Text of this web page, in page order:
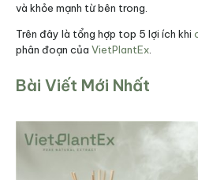
và khỏe mạnh từ bên trong.
Trên đây là tổng hợp top 5 lợi ích khi
phân đoạn của VietPlantEx.
Bài Viết Mới Nhất